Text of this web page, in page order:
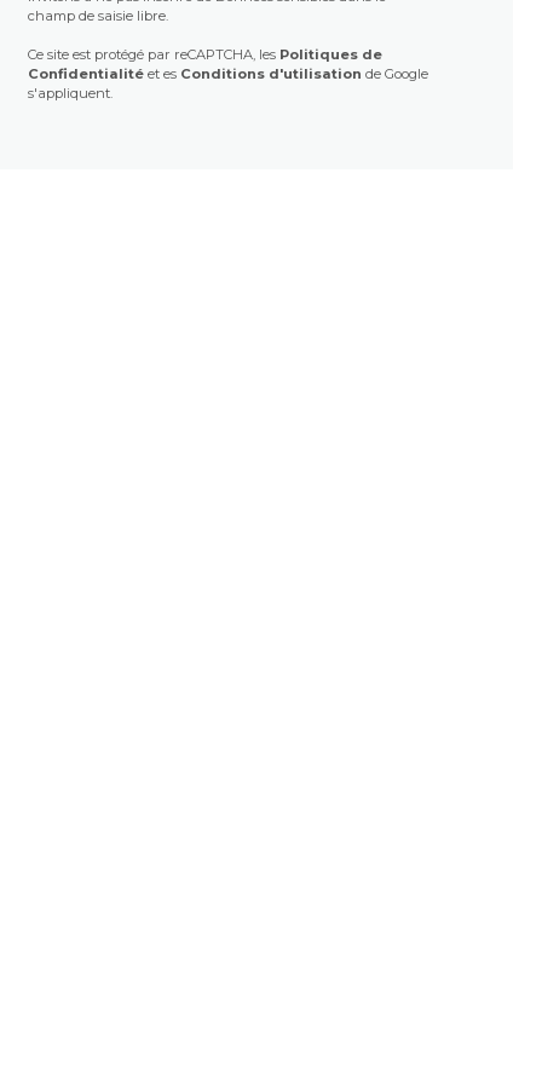
champ de saisie libre.
Ce site est protégé par reCAPTCHA, les Politiques de
Confidentialitéet es Conditions d'utilisation de Google
s'appliquent.